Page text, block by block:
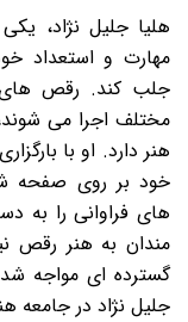
هلیا جلیل نژاد،
مهارت و استعداد
جلب کند. رقص های
مختلف اجرا می
هنر دارد. او با
خود بر روی صفحه
های فراوانی را به
مندان به هنر رقص
گسترده ای مواجه
جلیل نژاد در جامعه